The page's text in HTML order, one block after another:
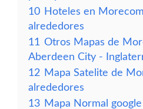
10 Hoteles en
alrededores
11 Otros Mapas de
Aberdeen City -
12 Mapa Satelite de
alrededores
13 Mapa Normal